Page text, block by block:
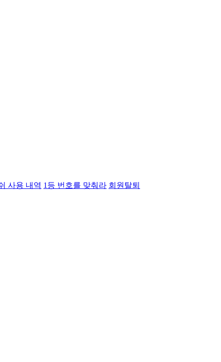
사용 내역 1등 번호를 맞춰라 회원탈퇴